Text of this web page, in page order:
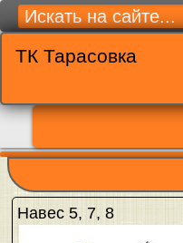
ТК Тарасовка
Навес 5, 7, 8